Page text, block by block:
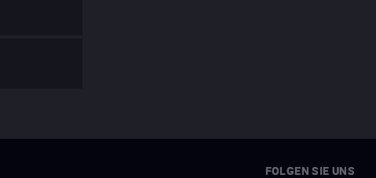
FOLGEN SIE UNS